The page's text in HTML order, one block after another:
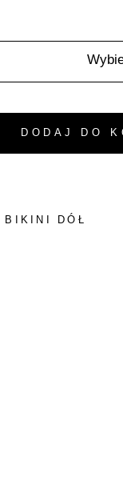
- Welur
DODAJ DO
BIKINI DÓŁ